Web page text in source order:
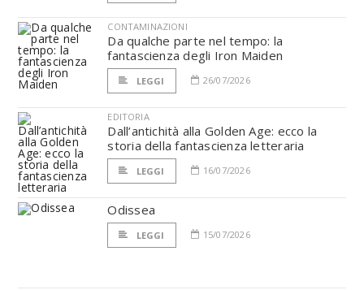
CONTAMINAZIONI
Da qualche parte nel tempo: la
fantascienza degli Iron Maiden
LEGGI 26/07/2026
EDITORIA
Dall’antichità alla Golden Age: ecco la
storia della fantascienza letteraria
LEGGI 16/07/2026
Odissea
LEGGI 15/07/2026